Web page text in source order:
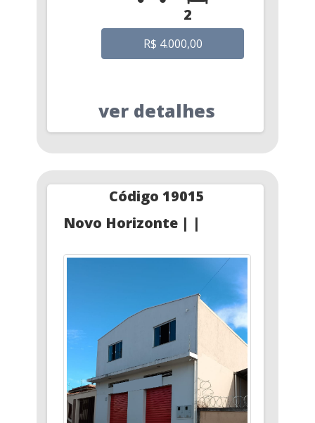
2
R$ 4.000,00
ver detalhes
Código 19015
Novo Horizonte | |